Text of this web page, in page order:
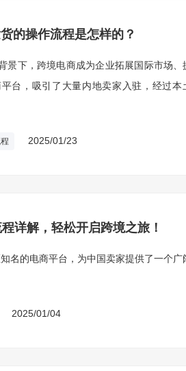
的操作流程是怎样的？
景下，跨境电商成为企业拓展国际市场
台，吸引了大量内地卖家入驻，经过本
2025/01/23
详解，轻松开启跨境之旅！
名的电商平台，为中国卖家提供了一个广
2025/01/04